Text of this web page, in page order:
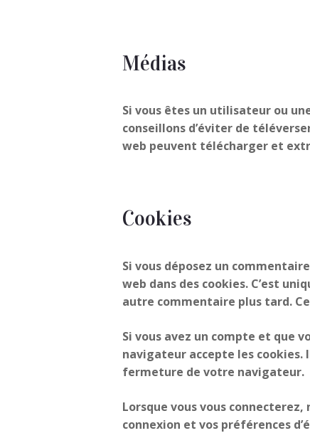
Médias
Si vous êtes un utilisateur ou
conseillons d’éviter de
web peuvent télécharger et
Cookies
Si vous déposez un
web dans des cookies. C’est
autre commentaire plus tard.
Si vous avez un compte et que
navigateur accepte les
fermeture de votre navigateur.
Lorsque vous vous
connexion et vos préférences